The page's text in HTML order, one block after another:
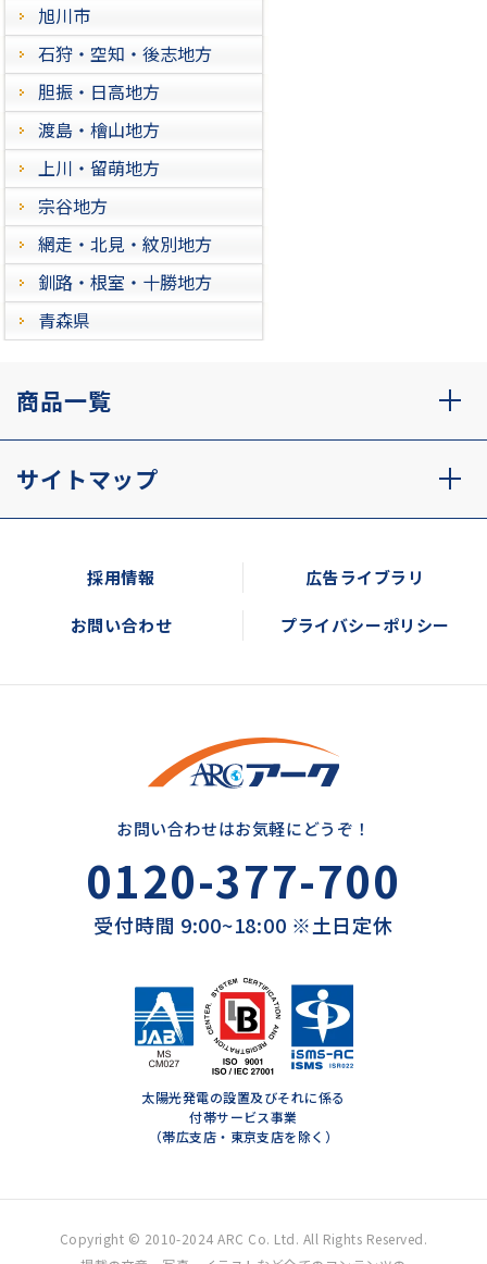
旭川市
石狩・空知・後志地方
胆振・日高地方
渡島・檜山地方
上川・留萌地方
宗谷地方
網走・北見・紋別地方
釧路・根室・十勝地方
青森県
商品一覧
サイトマップ
採用情報 広告ライブラリ
お問い合わせ プライバシーポリシー
お問い合わせはお気軽にどうぞ！
0120-377-700
受付時間 9:00~18:00 ※土日定休
太陽光発電の設置及びそれに係る
付帯サービス事業
（帯広支店・東京支店を除く）
Copyright © 2010-2024 ARC Co. Ltd. All Rights Reserved.